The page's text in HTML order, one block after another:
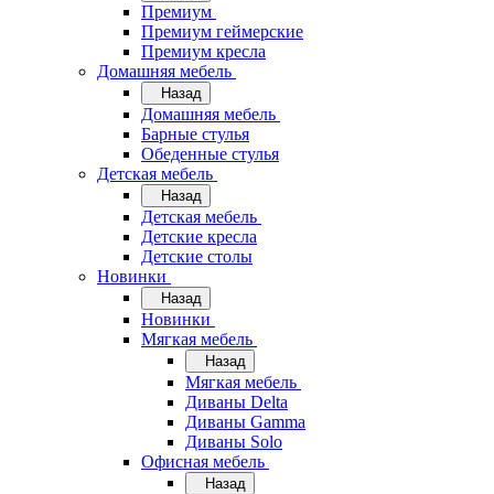
Премиум
Премиум геймерские
Премиум кресла
Домашняя мебель
Назад
Домашняя мебель
Барные стулья
Обеденные стулья
Детская мебель
Назад
Детская мебель
Детские кресла
Детские столы
Новинки
Назад
Новинки
Мягкая мебель
Назад
Мягкая мебель
Диваны Delta
Диваны Gamma
Диваны Solo
Офисная мебель
Назад